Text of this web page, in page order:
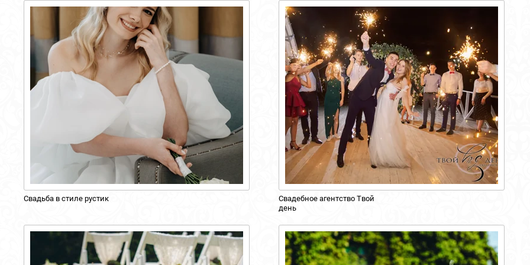
Свадьба в стиле рустик
Свадебное агентство Твой
день